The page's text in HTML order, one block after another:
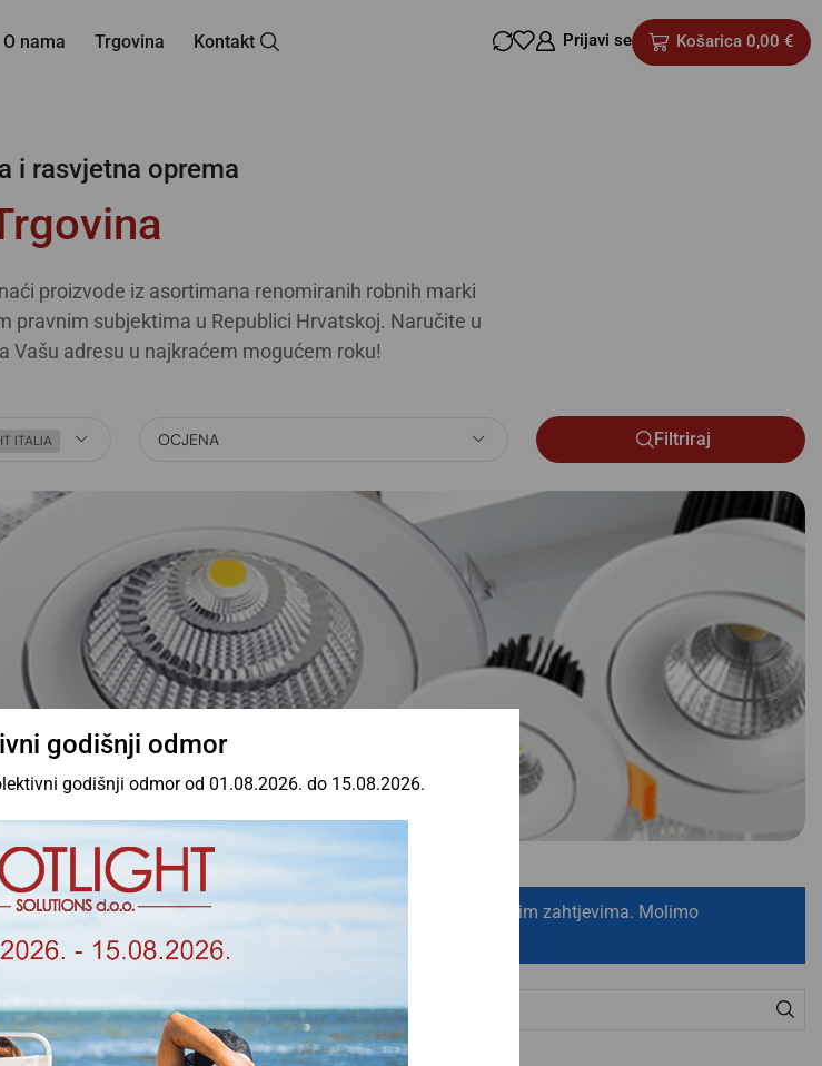
godišnji odmor
godišnji odmor od 01.08.2026. do 15.08.2026.
O nama Trgovina Kontakt Prijavi se Košarica0,00€
i rasvjetna oprema
proizvode iz asortimana renomiranih robnih marki
pravnim subjektima u Republici Hrvatskoj. Naručite u
Vašu adresu u najkraćem mogućem roku!
ITALIA OCJENA Filtriraj
od ove marke naručuju se i dobavljaju po specifičnom projektnim zahtjevima. Molimo